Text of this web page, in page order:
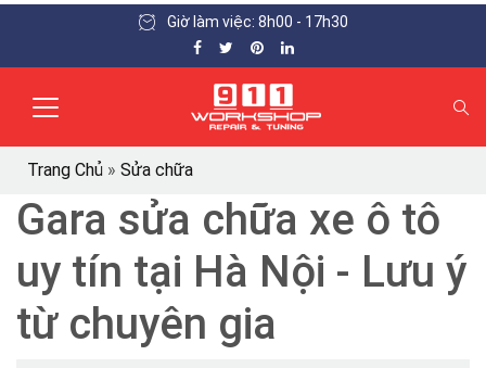
Giờ làm việc: 8h00 - 17h30
Trang Chủ » Sửa chữa
Gara sửa chữa xe ô tô
uy tín tại Hà Nội - Lưu ý
từ chuyên gia